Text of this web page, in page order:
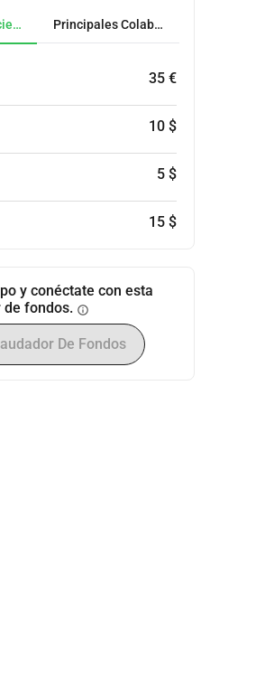
Principales Colaboradores
35 €
10 $
5 $
15 $
y conéctate con esta
fondos. info
De Fondos